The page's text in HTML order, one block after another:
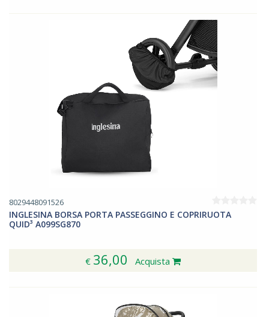
8029448091526
INGLESINA BORSA PORTA PASSEGGINO E COPRIRUOTA
QUID³ A099SG870
€ 36,00 Acquista